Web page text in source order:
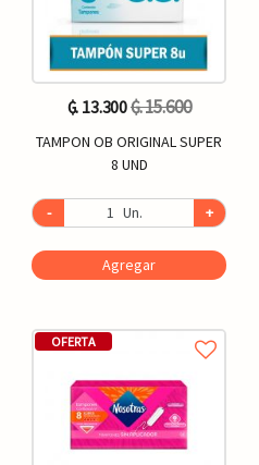
₲. 13.300₲. 15.600
TAMPON OB ORIGINAL SUPER
8 UND
- Un. +
Agregar
OFERTA